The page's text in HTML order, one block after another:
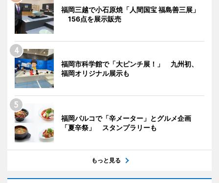
福岡三越で小石原焼「人間国宝 福島善三展」
156点を展示販売
福岡市科学館で「大ピンチ展！」 九州初、
福岡オリジナル展示も
福岡パルコで「辛メーター」とグルメ企画
「夏辛祭」 スタンプラリーも
もっと見る